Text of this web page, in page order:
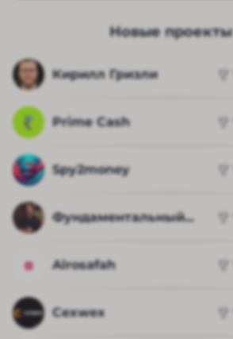
Новые проекты
Кирилл Гризли
Prime Cash
Spy2money
Фундаментальный...
Alrosafah
Cexwex